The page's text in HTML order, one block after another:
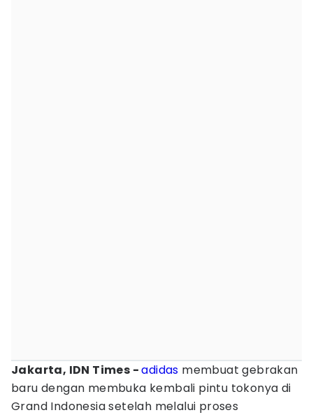
Jakarta, IDN Times -adidas membuat gebrakan
baru dengan membuka kembali pintu tokonya di
Grand Indonesia setelah melalui proses